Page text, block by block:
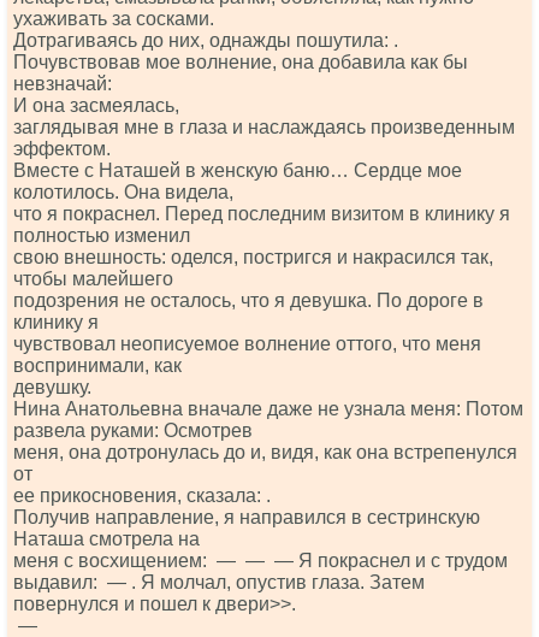
ухаживать за сосками.
Дотрагиваясь до них, однажды пошутила: .
Почувствовав мое волнение, она добавила как бы
невзначай:
И она засмеялась,
заглядывая мне в глаза и наслаждаясь произведенным
эффектом.
Вместе с Наташей в женскую баню… Сердце мое
колотилось. Она видела,
что я покраснел. Перед последним визитом в клинику я
полностью изменил
свою внешность: оделся, постригся и накрасился так,
чтобы малейшего
подозрения не осталось, что я девушка. По дороге в
клинику я
чувствовал неописуемое волнение оттого, что меня
воспринимали, как
девушку.
Нина Анатольевна вначале даже не узнала меня: Потом
развела руками: Осмотрев
меня, она дотронулась до и, видя, как она встрепенулся
от
ее прикосновения, сказала: .
Получив направление, я направился в сестринскую
Наташа смотрела на
меня с восхищением: — — — Я покраснел и с трудом
выдавил: — . Я молчал, опустив глаза. Затем
повернулся и пошел к двери>>.
—